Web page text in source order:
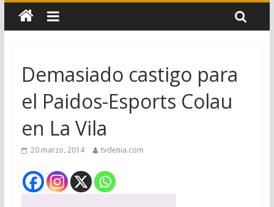
Demasiado castigo para
el Paidos-Esports Colau
en La Vila
20 marzo, 2014 tvdenia.com